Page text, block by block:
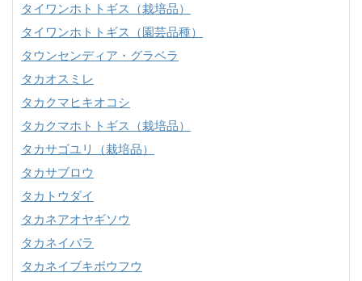
タイワンホトトギス（栽培品）
タイワンホトトギス（園芸品種）
タウンセンディア・グラベラ
タカオスミレ
タカクマヒキオコシ
タカクマホトトギス（栽培品）
タカサゴユリ（栽培品）
タカサブロウ
タカトウダイ
タカネアオヤギソウ
タカネイバラ
タカネイブキボウフウ